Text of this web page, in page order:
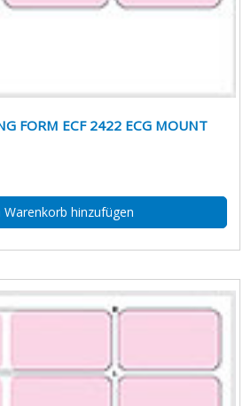
FORM ECF 2422 ECG MOUNT
Warenkorb hinzufügen